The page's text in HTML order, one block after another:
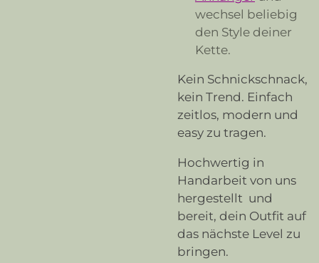
wechsel beliebig
den Style deiner
Kette.
Kein Schnickschnack,
kein Trend. Einfach
zeitlos, modern und
easy zu tragen.
Hochwertig in
Handarbeit von uns
hergestellt und
bereit, dein Outfit auf
das nächste Level zu
bringen.